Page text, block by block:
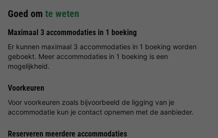
Goed om te weten
Maximaal 3 accommodaties in 1 boeking
Er kunnen maximaal 3 accommodaties in 1 boeking worden
geboekt. Meer accommodaties in 1 boeking is een
mogelijkheid.
Voorkeuren
Voor voorkeuren zoals bijvoorbeeld de ligging van je
accommodatie kun je contact opnemen met de aanbieder.
Reserveren meerdere accommodaties